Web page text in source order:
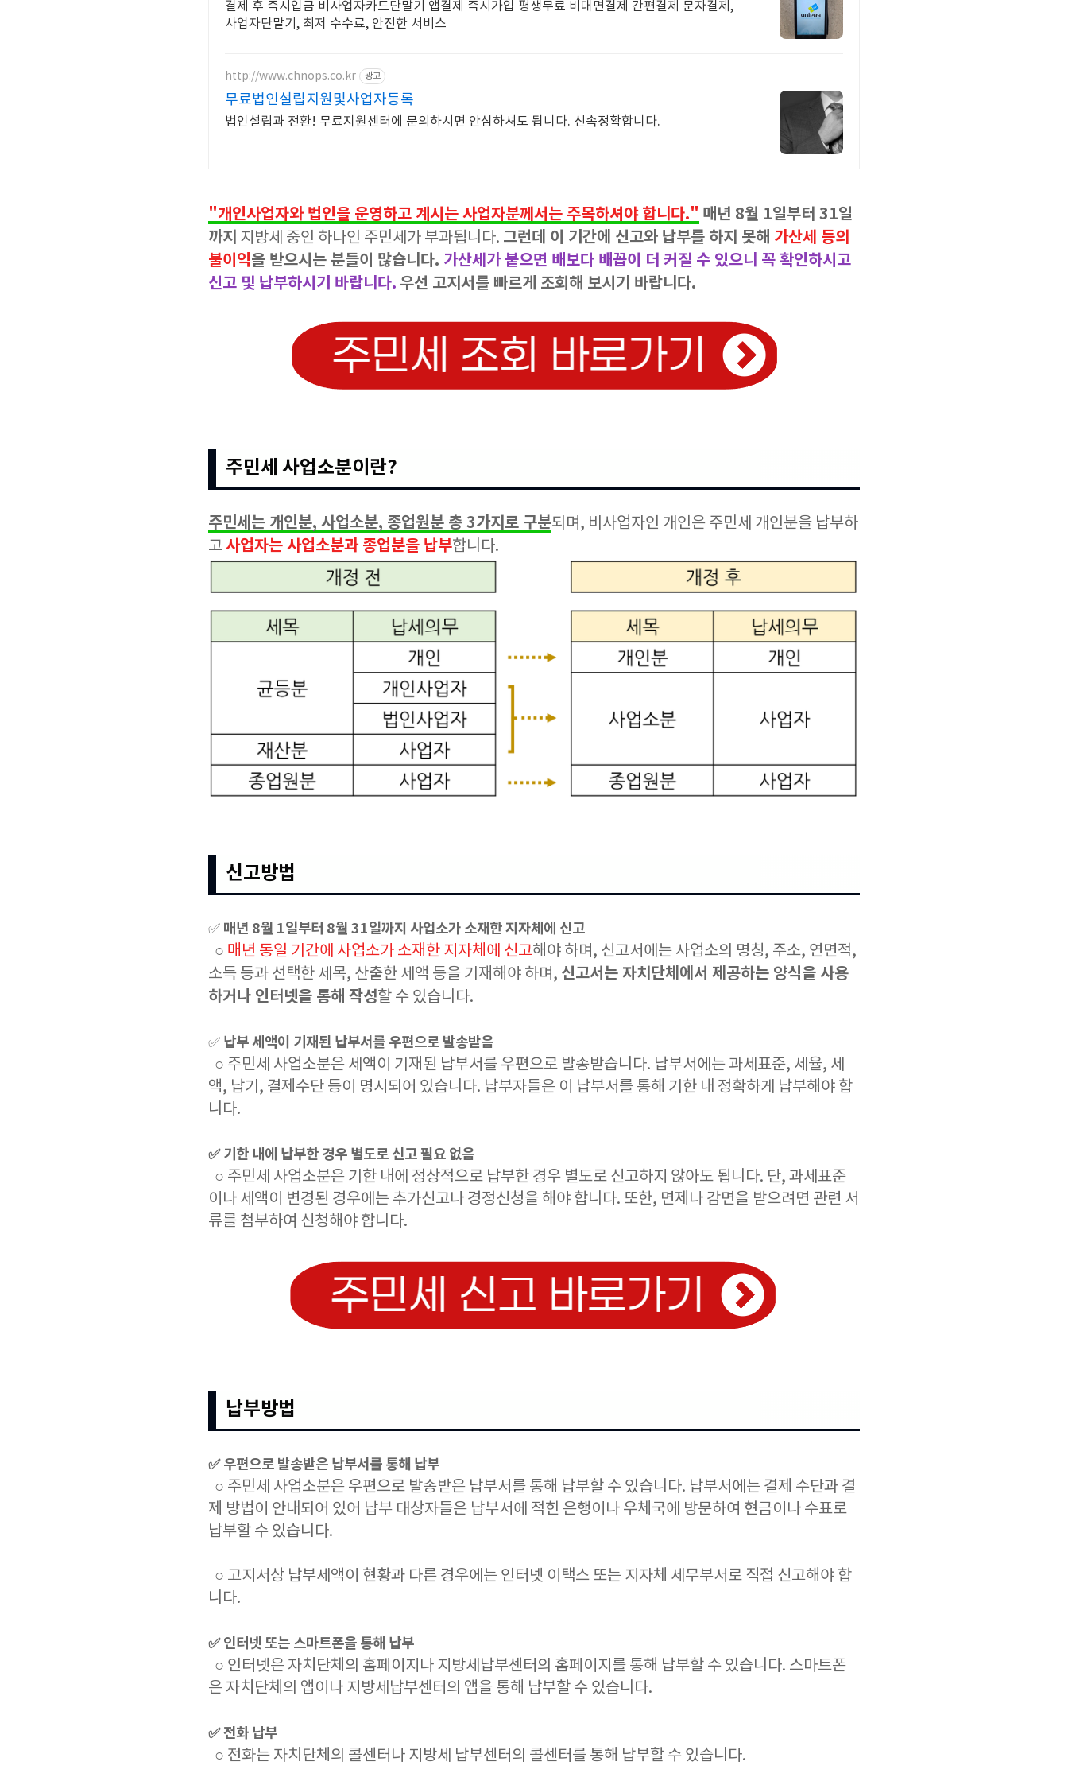
결제 후 즉시입금 비사업자카드단말기 앱결제 즉시가입 평생무료 비대면결제 간편결제 문자결제,
사업자단말기, 최저 수수료, 안전한 서비스
http://www.chnops.co.kr 광고
무료법인설립지원및사업자등록
법인설립과 전환! 무료지원센터에 문의하시면 안심하셔도 됩니다. 신속정확합니다.
"개인사업자와 법인을 운영하고 계시는 사업자분께서는 주목하셔야 합니다." 매년 8월 1일부터 31일
까지 지방세 중인 하나인 주민세가 부과됩니다. 그런데 이 기간에 신고와 납부를 하지 못해 가산세 등의
불이익을 받으시는 분들이 많습니다. 가산세가 붙으면 배보다 배꼽이 더 커질 수 있으니 꼭 확인하시고
신고 및 납부하시기 바랍니다. 우선 고지서를 빠르게 조회해 보시기 바랍니다.
주민세 사업소분이란?
주민세는 개인분, 사업소분, 종업원분 총 3가지로 구분되며, 비사업자인 개인은 주민세 개인분을 납부하
고사업자는 사업소분과 종업분을 납부합니다.
신고방법
✅ 매년 8월 1일부터 8월 31일까지 사업소가 소재한 지자체에 신고
○ 매년 동일 기간에 사업소가 소재한 지자체에 신고해야 하며, 신고서에는 사업소의 명칭, 주소, 연면적,
소득 등과 선택한 세목, 산출한 세액 등을 기재해야 하며, 신고서는 자치단체에서 제공하는 양식을 사용
하거나 인터넷을 통해 작성할 수 있습니다.
✅ 납부 세액이 기재된 납부서를 우편으로 발송받음
○ 주민세 사업소분은 세액이 기재된 납부서를 우편으로 발송받습니다. 납부서에는 과세표준, 세율, 세
액, 납기, 결제수단 등이 명시되어 있습니다. 납부자들은 이 납부서를 통해 기한 내 정확하게 납부해야 합
니다.
✅ 기한 내에 납부한 경우 별도로 신고 필요 없음
○ 주민세 사업소분은 기한 내에 정상적으로 납부한 경우 별도로 신고하지 않아도 됩니다. 단, 과세표준
이나 세액이 변경된 경우에는 추가신고나 경정신청을 해야 합니다. 또한, 면제나 감면을 받으려면 관련 서
류를 첨부하여 신청해야 합니다.
납부방법
✅ 우편으로 발송받은 납부서를 통해 납부
○ 주민세 사업소분은 우편으로 발송받은 납부서를 통해 납부할 수 있습니다. 납부서에는 결제 수단과 결
제 방법이 안내되어 있어 납부 대상자들은 납부서에 적힌 은행이나 우체국에 방문하여 현금이나 수표로
납부할 수 있습니다.
○ 고지서상 납부세액이 현황과 다른 경우에는 인터넷 이택스 또는 지자체 세무부서로 직접 신고해야 합
니다.
✅ 인터넷 또는 스마트폰을 통해 납부
○ 인터넷은 자치단체의 홈페이지나 지방세납부센터의 홈페이지를 통해 납부할 수 있습니다. 스마트폰
은 자치단체의 앱이나 지방세납부센터의 앱을 통해 납부할 수 있습니다.
✅ 전화 납부
○ 전화는 자치단체의 콜센터나 지방세 납부센터의 콜센터를 통해 납부할 수 있습니다.